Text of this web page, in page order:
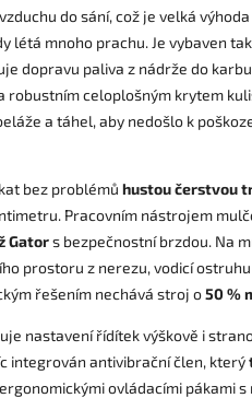
do sání, což je velká
létá mnoho prachu. Je vybaven
dopravu paliva z nádrže do
robustním celoplošným krytem
a táhel, aby nedošlo k
bez problémů hustou čerstvou
Pracovním nástrojem
Gators bezpečnostní brzdou. Na
prostoru z nerezu, vodicí
řešením nechává stroj o50 %
nastavení řídítek výškově i
integrován antivibrační člen, který
ovládacími pákami